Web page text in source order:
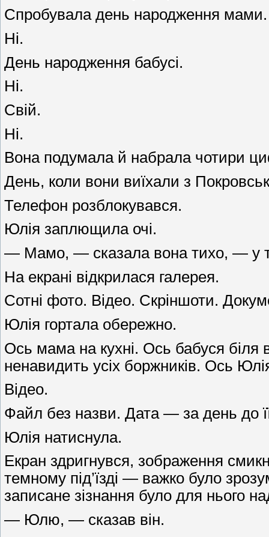
Спробувала день народження мами.
Ні.
День народження бабусі.
Ні.
Свій.
Ні.
Вона подумала й набрала чотири
День, коли вони виїхали з
Телефон розблокувався.
Юлія заплющила очі.
— Мамо, — сказала вона тихо, — у
На екрані відкрилася галерея.
Сотні фото. Відео. Скріншоти.
Юлія гортала обережно.
Ось мама на кухні. Ось бабуся біля
ненавидить усіх боржників. Ось
Відео.
Файл без назви. Дата — за день до її
Юлія натиснула.
Екран здригнувся, зображення
темному під’їзді — важко було
записане зізнання було для нього
— Юлю, — сказав він.